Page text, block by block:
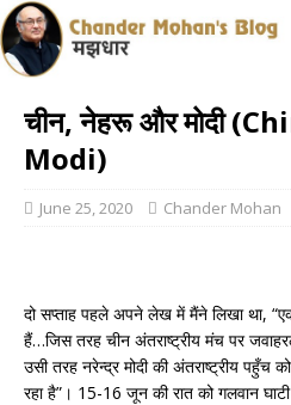
चीन, नेहरू और मोदी
Modi)
June 25, 2020 Chander Mohan
दो सप्ताह पहले अपने लेख में मैंने लिखा था,
हैं…जिस तरह चीन अंतराष्ट्रीय मंच पर
उसी तरह नरेन्द्र मोदी की अंतराष्ट्रीय पहुँच
रहा है”। 15-16 जून की रात को गलवान